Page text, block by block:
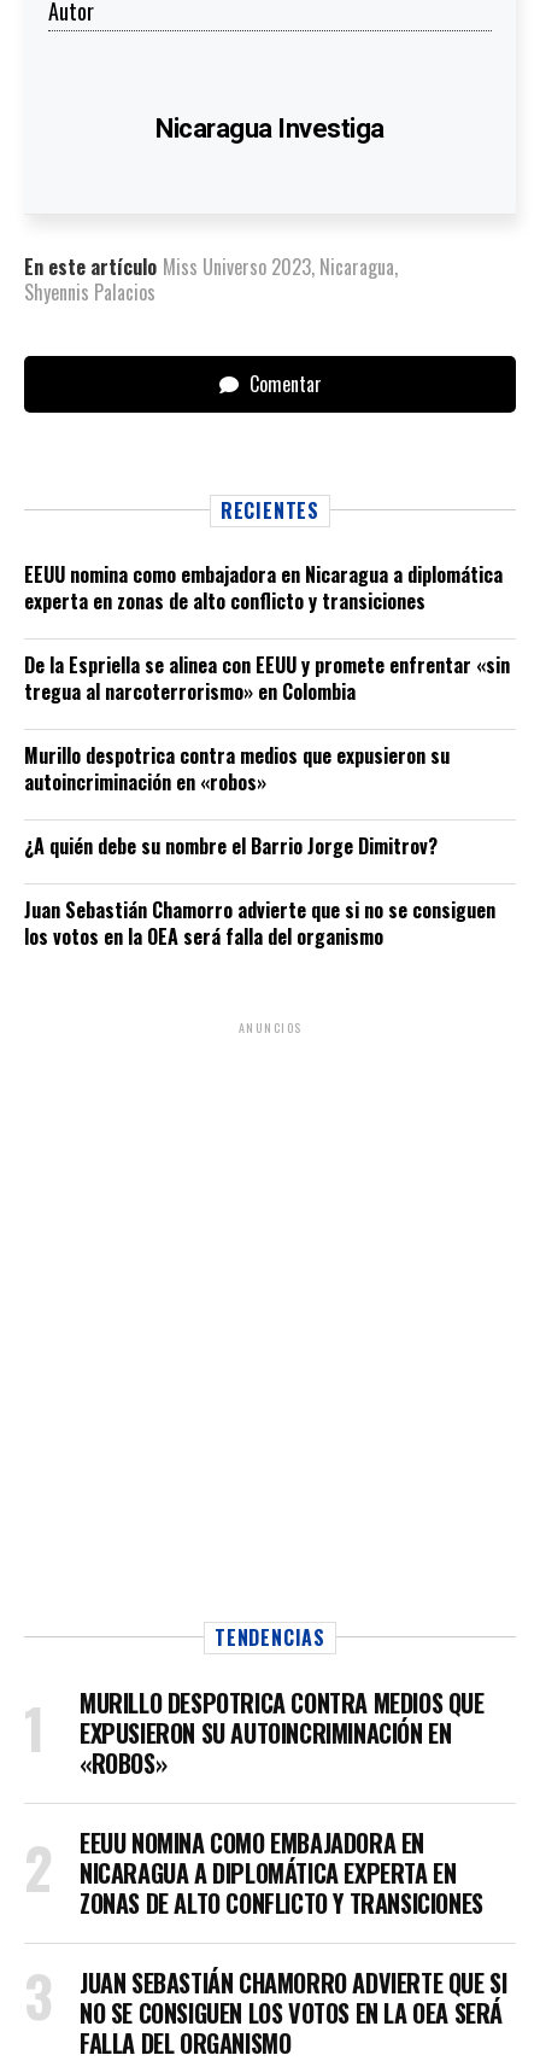
Autor
Nicaragua Investiga
En este artículo Miss Universo 2023, Nicaragua,
Shyennis Palacios
Comentar
RECIENTES
EEUU nomina como embajadora en Nicaragua a diplomática
experta en zonas de alto conflicto y transiciones
De la Espriella se alinea con EEUU y promete enfrentar «sin
tregua al narcoterrorismo» en Colombia
Murillo despotrica contra medios que expusieron su
autoincriminación en «robos»
¿A quién debe su nombre el Barrio Jorge Dimitrov?
Juan Sebastián Chamorro advierte que si no se consiguen
los votos en la OEA será falla del organismo
ANUNCIOS
TENDENCIAS
MURILLO DESPOTRICA CONTRA MEDIOS QUE
EXPUSIERON SU AUTOINCRIMINACIÓN EN
«ROBOS»
EEUU NOMINA COMO EMBAJADORA EN
NICARAGUA A DIPLOMÁTICA EXPERTA EN
ZONAS DE ALTO CONFLICTO Y TRANSICIONES
JUAN SEBASTIÁN CHAMORRO ADVIERTE QUE SI
NO SE CONSIGUEN LOS VOTOS EN LA OEA SERÁ
FALLA DEL ORGANISMO